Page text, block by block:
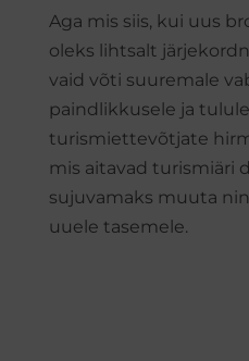
Aga mis siis, kui uus
oleks lihtsalt
vaid võti suuremale
paindlikkusele ja
turismiettevõtjate
mis aitavad turismiäri
sujuvamaks muuta
uuele tasemele.